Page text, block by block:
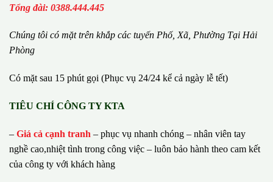
Tổng đài: 0388.444.445
Chúng tôi có mặt trên khắp các tuyến Phố, Xã, Phường Tại Hải
Phòng
Có mặt sau 15 phút gọi (Phục vụ 24/24 kể cả ngày lễ tết)
TIÊU CHÍ CÔNG TY KTA
– Giá cả cạnh tranh – phục vụ nhanh chóng – nhân viên tay
nghề cao,nhiệt tình trong công việc – luôn bảo hành theo cam kết
của công ty với khách hàng